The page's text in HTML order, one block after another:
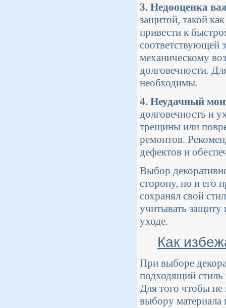
3. Недооценка
защитой, такой
привести к
соответствующей
механическому
долговечности.
необходимы.
4. Неудачный
долговечность и
трещины или
ремонтов.
дефектов и
Выбор
сторону, но и его
сохранял свой
учитывать защиту
уходе.
Как
При выборе
подходящий стиль
Для того чтобы не
выбору материала